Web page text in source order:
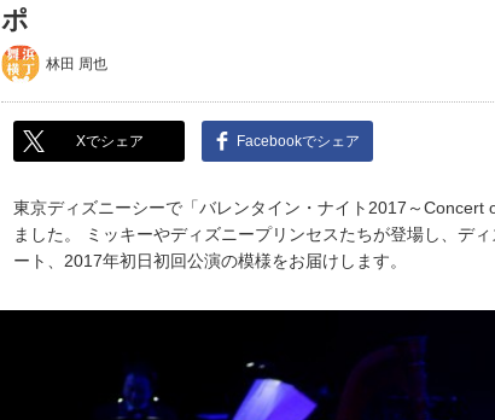
ポ
林田 周也
Xでシェア Facebookでシェア
東京ディズニーシーで「バレンタイン・ナイト2017～Concert
ました。 ミッキーやディズニープリンセスたちが登場し、デ
ート、2017年初日初回公演の模様をお届けします。